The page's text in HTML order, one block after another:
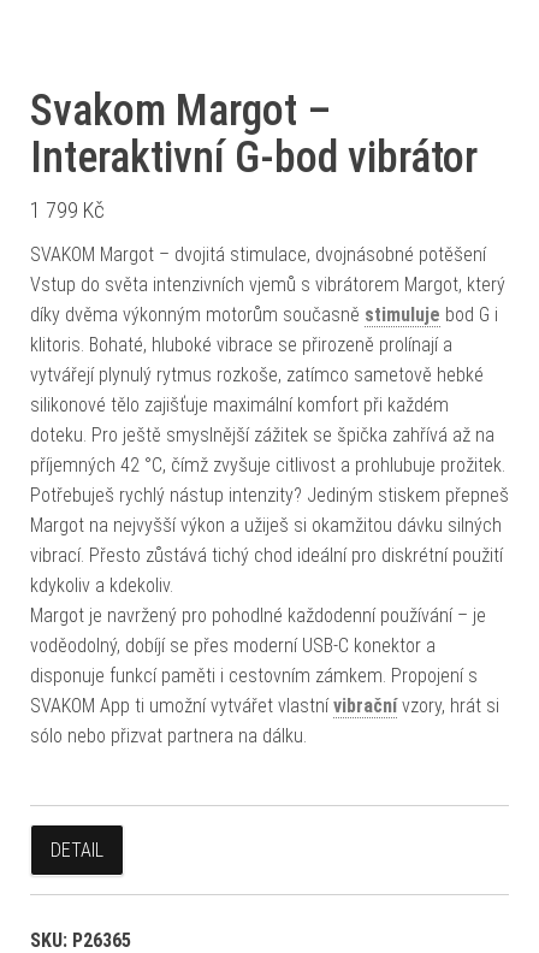
Svakom Margot –
Interaktivní G-bod vibrátor
1 799 Kč
SVAKOM Margot – dvojitá stimulace, dvojnásobné potěšení
Vstup do světa intenzivních vjemů s vibrátorem Margot, který
díky dvěma výkonným motorům současně stimuluje bod G i
klitoris. Bohaté, hluboké vibrace se přirozeně prolínají a
vytvářejí plynulý rytmus rozkoše, zatímco sametově hebké
silikonové tělo zajišťuje maximální komfort při každém
doteku. Pro ještě smyslnější zážitek se špička zahřívá až na
příjemných 42 °C, čímž zvyšuje citlivost a prohlubuje prožitek.
Potřebuješ rychlý nástup intenzity? Jediným stiskem přepneš
Margot na nejvyšší výkon a užiješ si okamžitou dávku silných
vibrací. Přesto zůstává tichý chod ideální pro diskrétní použití
kdykoliv a kdekoliv.
Margot je navržený pro pohodlné každodenní používání – je
voděodolný, dobíjí se přes moderní USB-C konektor a
disponuje funkcí paměti i cestovním zámkem. Propojení s
SVAKOM App ti umožní vytvářet vlastnívibračnívzory, hrát si
sólo nebo přizvat partnera na dálku.
DETAIL
SKU: P26365